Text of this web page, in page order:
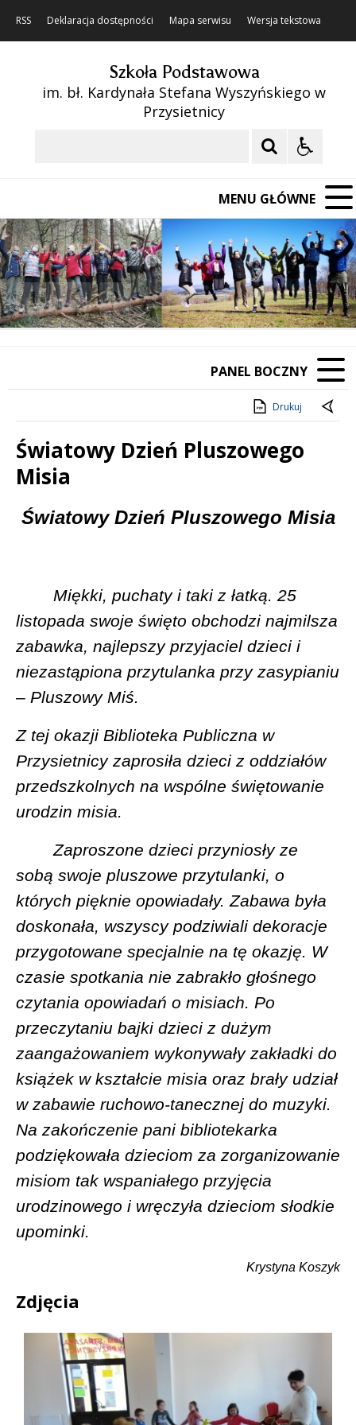
RSS Deklaracja dostępności Mapa serwisu Wersja tekstowa
Szkoła Podstawowa
im. bł. Kardynała Stefana Wyszyńskiego w
Przysietnicy
MENU GŁÓWNE
Poprzedni Element
Następny Element
❚❚
PANEL BOCZNY
Drukuj
Światowy Dzień Pluszowego
Misia
Treść
Światowy Dzień Pluszowego Misia
Miękki, puchaty i taki z łatką. 25
listopada swoje święto obchodzi najmilsza
zabawka, najlepszy przyjaciel dzieci i
niezastąpiona przytulanka przy zasypianiu
– Pluszowy Miś.
Z tej okazji Biblioteka Publiczna w
Przysietnicy zaprosiła dzieci z oddziałów
przedszkolnych na wspólne świętowanie
urodzin misia.
Zaproszone dzieci przyniosły ze
sobą swoje pluszowe przytulanki, o
których pięknie opowiadały. Zabawa była
doskonała, wszyscy podziwiali dekoracje
przygotowane specjalnie na tę okazję. W
czasie spotkania nie zabrakło głośnego
czytania opowiadań o misiach. Po
przeczytaniu bajki dzieci z dużym
zaangażowaniem wykonywały zakładki do
książek w kształcie misia oraz brały udział
w zabawie ruchowo-tanecznej do muzyki.
Na zakończenie pani bibliotekarka
podziękowała dzieciom za zorganizowanie
misiom tak wspaniałego przyjęcia
urodzinowego i wręczyła dzieciom słodkie
upominki.
Krystyna Koszyk
Zdjęcia